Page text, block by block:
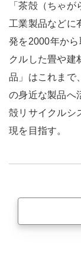
「茶殻（ちゃ
工業製品などに
発を2000年か
クルした畳や建
品」はこれまで
の身近な製品へ
殻リサイクルシ
現を目指す。